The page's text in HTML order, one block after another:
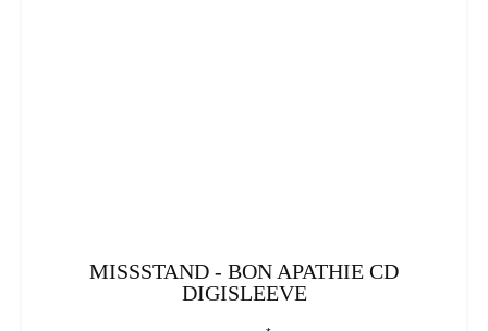
MISSSTAND - BON APATHIE CD
DIGISLEEVE